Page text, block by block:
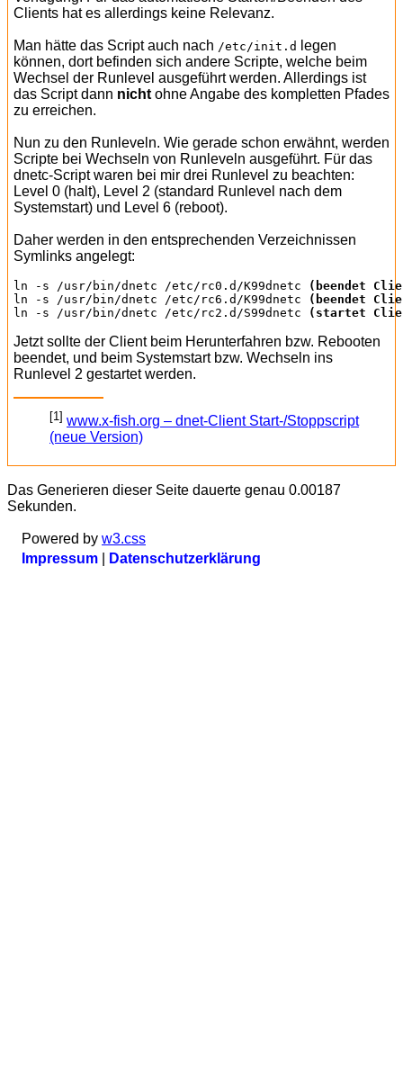
Clients hat es allerdings keine Relevanz.
Man hätte das Script auch nach /etc/init.d
legen
können, dort befinden sich andere Scripte, welche beim
Wechsel der Runlevel ausgeführt werden. Allerdings ist
das Script dann nichtohne Angabe des kompletten Pfades
zu erreichen.
Nun zu den Runleveln. Wie gerade schon erwähnt, werden
Scripte bei Wechseln von Runleveln ausgeführt. Für das
dnetc-Script waren bei mir drei Runlevel zu beachten:
Level 0 (halt), Level 2 (standard Runlevel nach dem
Systemstart) und Level 6 (reboot).
Daher werden in den entsprechenden Verzeichnissen
Symlinks angelegt:
ln -s /usr/bin/dnetc /etc/rc0.d/K99dnetc
(beendet
ln -s /usr/bin/dnetc /etc/rc6.d/K99dnetc
(beendet
ln -s /usr/bin/dnetc /etc/rc2.d/S99dnetc
(startet
Jetzt sollte der Client beim Herunterfahren bzw. Rebooten
beendet, und beim Systemstart bzw. Wechseln ins
Runlevel 2 gestartet werden.
[1] www.x-fish.org – dnet-Client Start-/Stoppscript
(neue Version)
Das Generieren dieser Seite dauerte genau 0.00187
Sekunden.
Powered by w3.css
Impressum
Datenschutzerklärung